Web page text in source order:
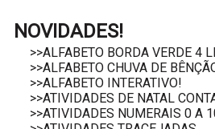
NOVIDADES!
>>ALFABETO BORDA VERDE 4
>>ALFABETO CHUVA DE
>>ALFABETO INTERATIVO!
>>ATIVIDADES DE NATAL
>>ATIVIDADES NUMERAIS 0 A